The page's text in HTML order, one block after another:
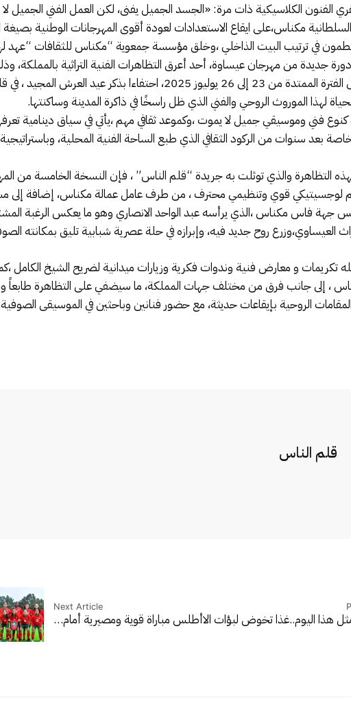
الفنون الكلاسيكية ذات مرة: «الجسد الجميل يفنى، لكن العمل الفني الجميل
مكناس،على ايقاع الاستعدادات لعودة أقوى المهرجانات الوطنية
في ترتيب البيت الذاخلي ،وخلق مؤسسة جمعوية “مكناس للثقافات “عهد
جديدة من مهرجان عيساوة، أحد أعرق التظاهرات الفنية التراثية بالمملكة،
وستنظم هذه الدورة خلال الفترة الممتدة من 23 إلى 26 يوليوز
لهذا الموروث الروحي والفني الذي ظل راسخًا في ذاكرة المدينة وساكنتها.
فني وموسيقي جميل لا يموت ،وكموعد ثقافي مهم ،يأتي في سياق دينامية تعرفها
بعد سنوات من الركود الثقافي الذي طبع الساحة الفنية المحلية،
والذي توثلت به جريدة “قلم الناس” ، فإن النسخة الخامسة من
لوجسيتيكي قوي وتنظيمي محترف ، من طرف عامل عمالة مكناس، إضافة إلى
جهة فاس مكناس ،الذي يرأسه عبد الواحد الانصاري وهو ما يعكس الرغبة
العيساوي،وزرع روح جديد فيه، وإبرازه في حلة عصرية شبابية تليق بمكانته
تكريمات و معارض فنية وندوات فكرية وزيارات ميدانية لضريح الشيخ الكامل
، إلى جانب فرق من مختلف جهات المملكة، ما سيضفي على التظاهرة طابعاً
الروحية بإيقاعات حديثة، مع حضور فنانين وباحثين في الموسيقى
قلم الناس
هذا اليوم..
Next Article
غذا تخوض لبؤات الاأطلس مباراة قوية ومصيرية أمام…